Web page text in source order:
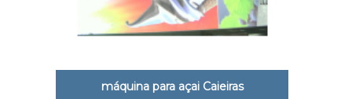
máquina para açai Caieiras